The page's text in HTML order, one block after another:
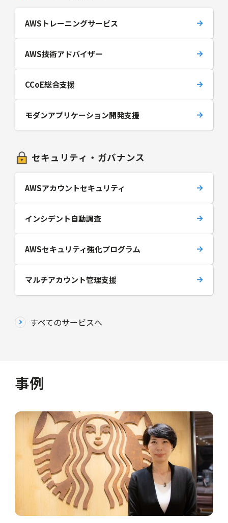
AWSトレーニングサービス
AWS技術アドバイザー
CCoE総合支援
モダンアプリケーション開発支援
セキュリティ・ガバナンス
AWSアカウントセキュリティ
インシデント自動調査
AWSセキュリティ強化プログラム
マルチアカウント管理支援
すべてのサービスへ
事例